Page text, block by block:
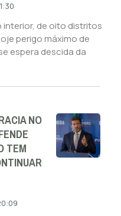
interior, de oito distritos
perigo máximo de
espera descida da
NO
TEM